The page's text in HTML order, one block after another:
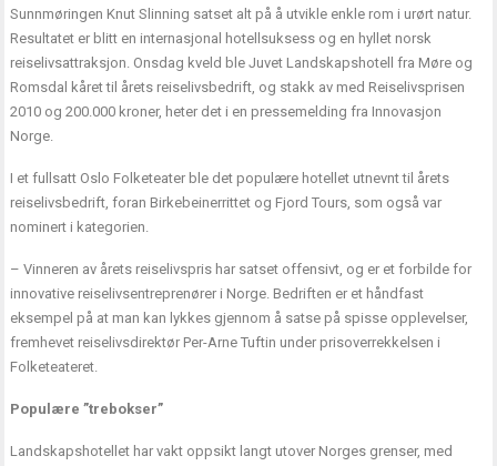
Sunnmøringen Knut Slinning satset alt på å utvikle enkle rom i urørt natur.
Resultatet er blitt en internasjonal hotellsuksess og en hyllet norsk
reiselivsattraksjon. Onsdag kveld ble Juvet Landskapshotell fra Møre og
Romsdal kåret til årets reiselivsbedrift, og stakk av med Reiselivsprisen
2010 og 200.000 kroner, heter det i en pressemelding fra Innovasjon
Norge.
I et fullsatt Oslo Folketeater ble det populære hotellet utnevnt til årets
reiselivsbedrift, foran Birkebeinerrittet og Fjord Tours, som også var
nominert i kategorien.
– Vinneren av årets reiselivspris har satset offensivt, og er et forbilde for
innovative reiselivsentreprenører i Norge. Bedriften er et håndfast
eksempel på at man kan lykkes gjennom å satse på spisse opplevelser,
fremhevet reiselivsdirektør Per-Arne Tuftin under prisoverrekkelsen i
Folketeateret.
Populære ”trebokser”
Landskapshotellet har vakt oppsikt langt utover Norges grenser, med